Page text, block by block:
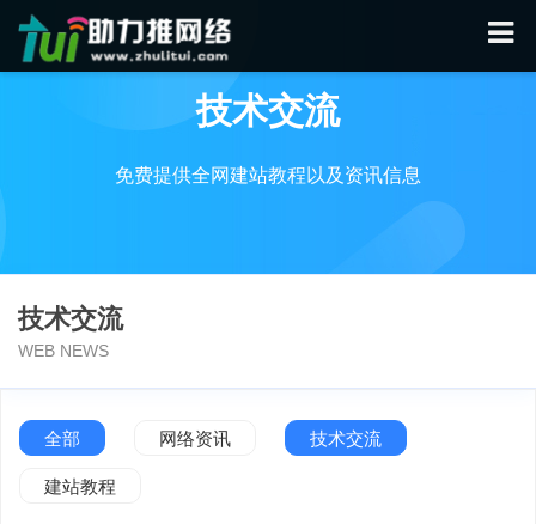
技术交流
免费提供全网建站教程以及资讯信息
技术交流
WEB NEWS
全部 网络资讯 技术交流
建站教程